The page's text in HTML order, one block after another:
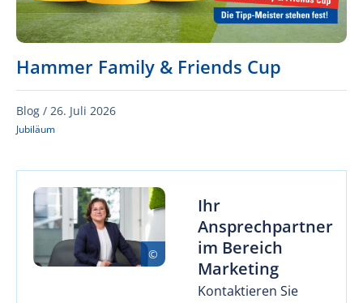
Hammer Family & Friends Cup
Blog / 26. Juli 2026
Jubiläum
Ihr
Ansprechpartner
im Bereich
Marketing
Kontaktieren Sie